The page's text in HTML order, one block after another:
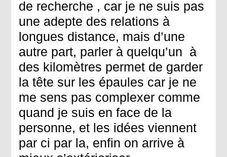
de recherche , car je ne suis pas
une adepte des relations à
longues distance, mais d’une
autre part, parler à quelqu’un à
des kilomètres permet de garder
la tête sur les épaules car je ne
me sens pas complexer comme
quand je suis en face de la
personne, et les idées viennent
par ci par la, enfin on arrive à